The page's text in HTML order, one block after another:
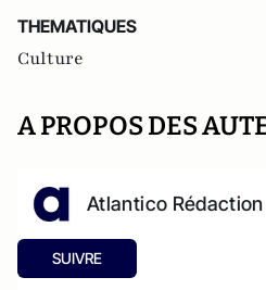
THEMATIQUES
Culture
A PROPOS DES
Atlantico Rédaction
SUIVRE